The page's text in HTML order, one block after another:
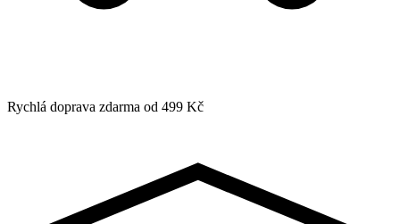
Rychlá doprava zdarma od 499 Kč